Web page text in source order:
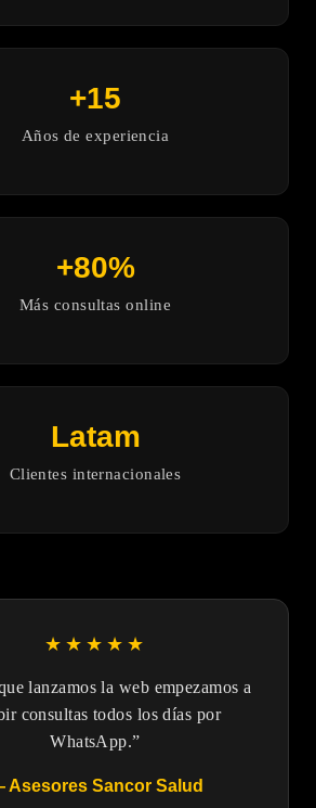
+15
Años de experiencia
+80%
Más consultas online
Latam
Clientes internacionales
★★★★★
lanzamos la web empezamos a
consultas todos los días por
WhatsApp.”
Asesores Sancor Salud